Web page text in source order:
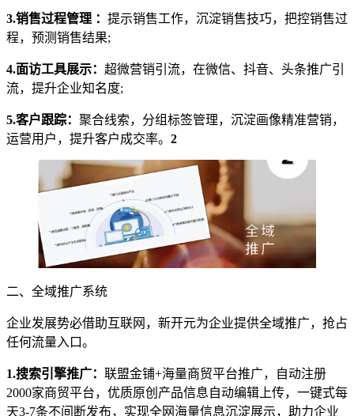
3.销售过程管理 ： 提示销售工作，沉淀销售技巧，把控销售过
程，预测销售结果;
4.面访工具展示： 超微营销引流，在微信、抖音、头条推广引
流，提升企业知名度;
5.客户跟踪： 聚合线索，分组标签管理，沉淀画像精准营销，
运营用户，提升客户成交率。 2
二、全域推广系统
企业发展势必借助互联网，新开元为企业提供全域推广，抢占
任何流量入口。
1.搜索引擎推广： 联盟金铺+海量商贸平台推广，自动注册
2000家商贸平台，优质原创产品信息自动编辑上传，一键式每
天3-7条不间断发布，实现全网海量信息沉淀展示，助力企业